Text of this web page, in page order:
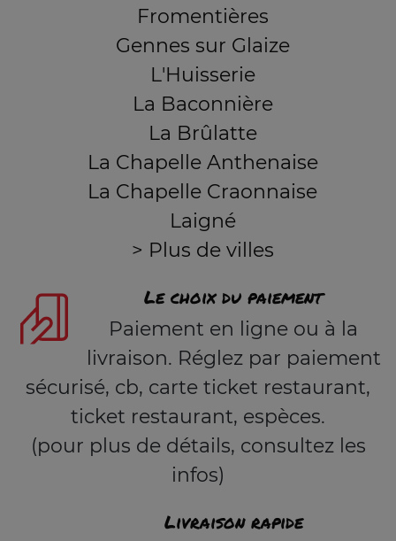
Fromentières
Gennes sur Glaize
L'Huisserie
La Baconnière
La Brûlatte
La Chapelle Anthenaise
La Chapelle Craonnaise
Laigné
> Plus de villes
Le choix du paiement
Paiement en ligne ou à la
livraison. Réglez par paiement
sécurisé, cb, carte ticket restaurant,
ticket restaurant, espèces.
(pour plus de détails, consultez les
infos)
Livraison rapide